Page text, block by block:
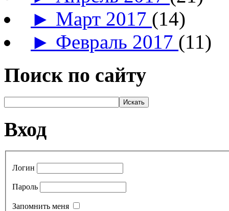
► Март 2017 (14)
► Февраль 2017 (11)
Поиск по сайту
Вход
Логин
Пароль
Запомнить меня